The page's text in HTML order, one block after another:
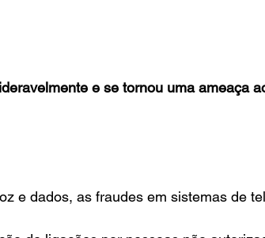
e se tornou uma ameaça
e dados, as fraudes em sistemas de